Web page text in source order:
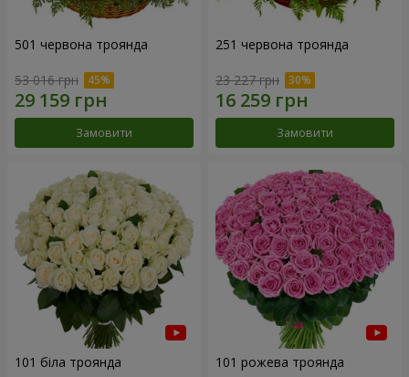
501 червона троянда
53 016 грн
Замовити
251 червона троянда
23 227 грн
Замовити
101 біла троянда 101 рожева троянда